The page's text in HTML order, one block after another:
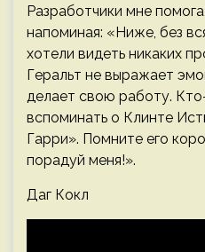
Разработчики мне
напоминая: «Ниже, без
хотели видеть никаких
Геральт не выражает
делает свою работу.
вспоминать о Клинте
Гарри». Помните его
порадуй меня!».
Даг Кокл